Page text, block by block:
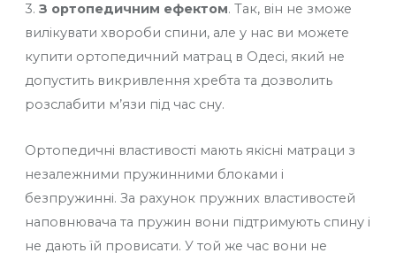
3. З ортопедичним ефектом. Так, він не зможе
вилікувати хвороби спини, але у нас ви можете
купити ортопедичний матрац в Одесі, який не
допустить викривлення хребта та дозволить
розслабити м’язи під час сну.
Ортопедичні властивості мають якісні матраци з
незалежними пружинними блоками і
безпружинні. За рахунок пружних властивостей
наповнювача та пружин вони підтримують спину і
не дають їй провисати. У той же час вони не